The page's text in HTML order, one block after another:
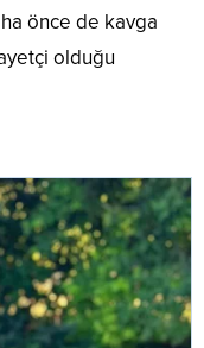
önce de kavga
olduğu